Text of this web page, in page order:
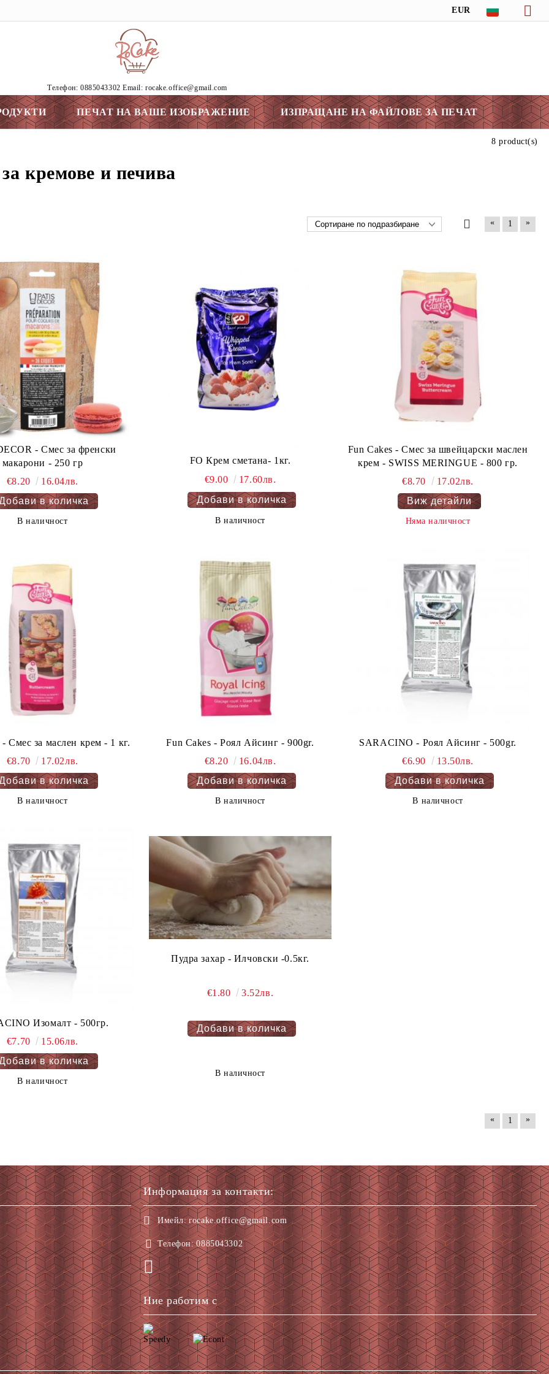
EUR
Tелефон: 0885043302 Email: rocake.office@gmail.com
ПЕЧАТ НА ВАШЕ ИЗОБРАЖЕНИЕ ИЗПРАЩАНЕ НА ФАЙЛОВЕ ЗА ПЕЧАТ
кремове и печива
8 product(s)
« 1 »
- Смес за френски
макарони - 250 гр
€8.20
16.04лв.
В наличност
FO Крем сметана- 1кг.
€9.00
17.60лв.
В наличност
Fun Cakes - Смес за швейцарски маслен
крем - SWISS MERINGUE - 800 гр.
€8.70
17.02лв.
Виж детайли
Няма наличност
- Смес за маслен крем - 1 кг.
€8.70
17.02лв.
В наличност
Fun Cakes - Роял Айсинг - 900gr.
€8.20
16.04лв.
В наличност
SARACINO - Роял Айсинг - 500gr.
€6.90
13.50лв.
В наличност
Изомалт - 500гр.
€7.70
15.06лв.
В наличност
Пудра захар - Илчовски -0.5кг.
€1.80 3.52лв.
В наличност
« 1 »
Информация за контакти:
Имейл: rocake.office@gmail.com
Телефон: 0885043302
Ние работим с